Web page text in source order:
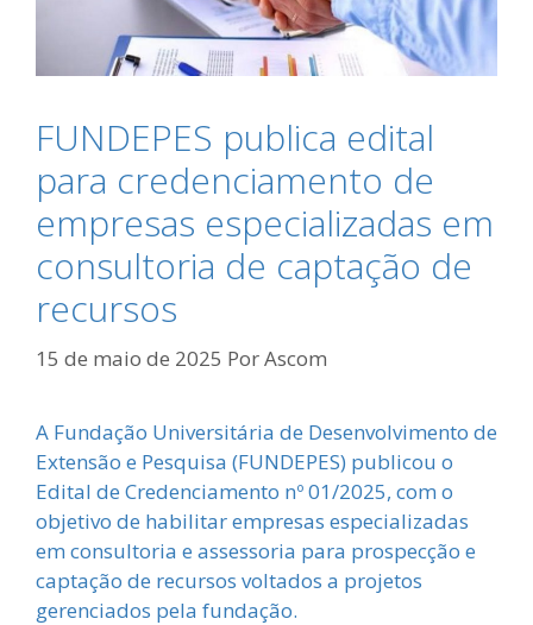
FUNDEPES publica edital
para credenciamento de
empresas especializadas em
consultoria de captação de
recursos
15 de maio de 2025 PorAscom
A Fundação Universitária de Desenvolvimento de
Extensão e Pesquisa (FUNDEPES) publicou o
Edital de Credenciamento nº 01/2025, com o
objetivo de habilitar empresas especializadas
em consultoria e assessoria para prospecção e
captação de recursos voltados a projetos
gerenciados pela fundação.